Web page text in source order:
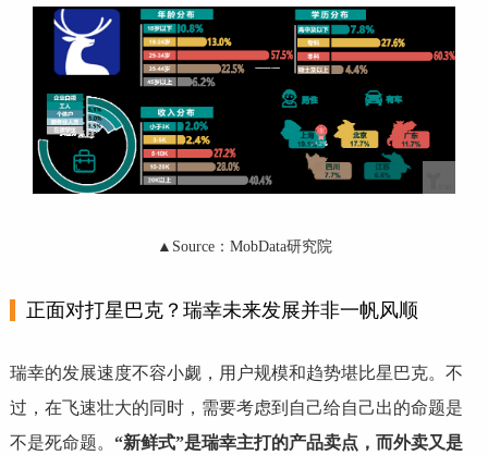
▲Source：MobData研究院
正面对打星巴克？瑞幸未来发展并非一帆风顺
瑞幸的发展速度不容小觑，用户规模和趋势堪比星巴克。不
过，在飞速壮大的同时，需要考虑到自己给自己出的命题是
不是死命题。 “新鲜式”是瑞幸主打的产品卖点，而外卖又是